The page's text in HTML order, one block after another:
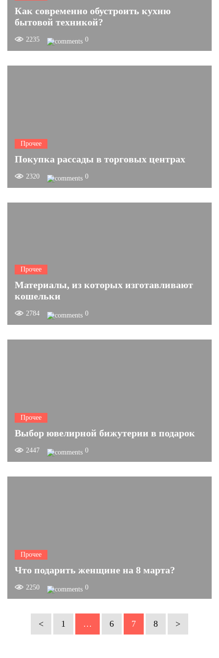
Как современно обустроить кухню
бытовой техникой?
2235 0
Прочее
Покупка рассады в торговых центрах
2320 0
Прочее
Материалы, из которых изготавливают
кошельки
2784 0
Прочее
Выбор ювелирной бижутерии в подарок
2447 0
Прочее
Что подарить женщине на 8 марта?
2250 0
< 1 … 6 7 8 >